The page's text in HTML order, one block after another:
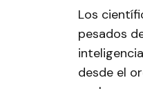
Los
pesados
desde el